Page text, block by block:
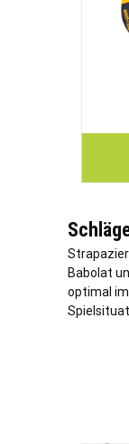
Babolat
optimal